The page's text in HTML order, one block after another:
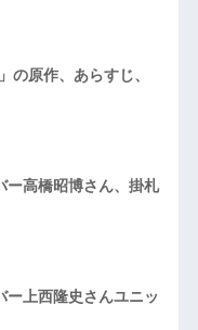
の原作、あらすじ、
ー高橋昭博さん、掛札
ー上西隆史さんユニッ